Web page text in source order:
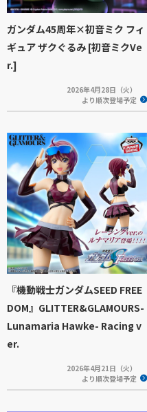
ガンダム45周年×初音ミク フィ
ギュア ザクぐるみ [初音ミクVe
r.]
2026年4月28日（火）
より順次登場予定
『機動戦士ガンダムSEED FREE
DOM』GLITTER&GLAMOURS-
Lunamaria Hawke- Racing v
er.
2026年4月21日（火）
より順次登場予定